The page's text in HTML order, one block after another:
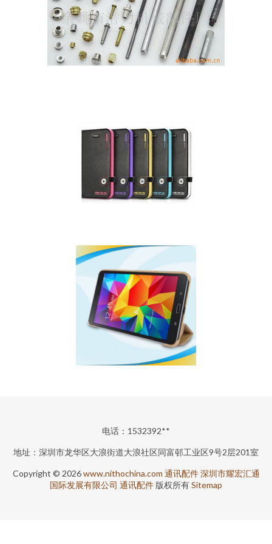
电话：1532392**
地址：深圳市龙华区大浪街道大浪社区同富邨工业区9号2层201室
Copyright © 2026www.nithochina.com 通讯配件 深圳市耀宏汇通
国际发展有限公司 通讯配件 版权所有Sitemap